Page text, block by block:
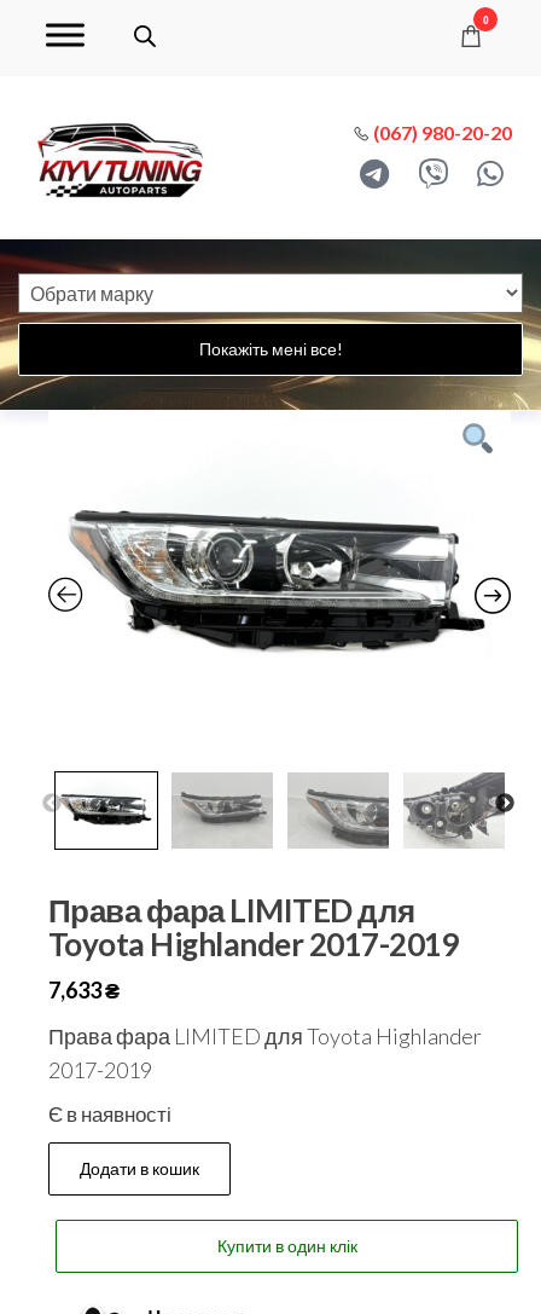
0
(067) 980-20-20
Покажіть мені все!
Права фара LIMITED для
Toyota Highlander 2017-2019
7,633₴
Права фара LIMITED для Toyota Highlander
2017-2019
Є в наявності
Додати в кошик
Купити в один клік